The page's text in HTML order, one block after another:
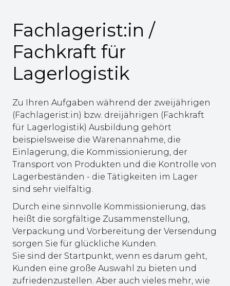
Fachlagerist:in /
Fachkraft für
Lagerlogistik
Zu Ihren Aufgaben während der zweijährigen
(Fachlagerist:in) bzw. dreijährigen (Fachkraft
für Lagerlogistik) Ausbildung gehört
beispielsweise die Warenannahme, die
Einlagerung, die Kommissionierung, der
Transport von Produkten und die Kontrolle von
Lagerbeständen - die Tätigkeiten im Lager
sind sehr vielfältig.
Durch eine sinnvolle Kommissionierung, das
heißt die sorgfältige Zusammenstellung,
Verpackung und Vorbereitung der Versendung
sorgen Sie für glückliche Kunden.
Sie sind der Startpunkt, wenn es darum geht,
Kunden eine große Auswahl zu bieten und
zufriedenzustellen. Aber auch vieles mehr, wie